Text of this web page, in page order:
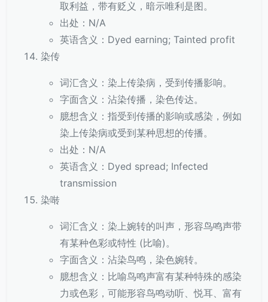
取利益，带有贬义，暗示唯利是图。
出处：N/A
英语含义：Dyed earning; Tainted profit
染传
词汇含义：染上传染病，受到传播影响。
字面含义：沾染传播，染色传达。
臆想含义：指受到传播的影响或感染，例如
染上传染病或受到某种思想的传播。
出处：N/A
英语含义：Dyed spread; Infected
transmission
染啭
词汇含义：染上婉转的叫声，形容鸟鸣声带
有某种色彩或特性 (比喻)。
字面含义：沾染鸟鸣，染色婉转。
臆想含义：比喻鸟鸣声富有某种特殊的感染
力或色彩，可能形容鸟鸣动听、悦耳、富有